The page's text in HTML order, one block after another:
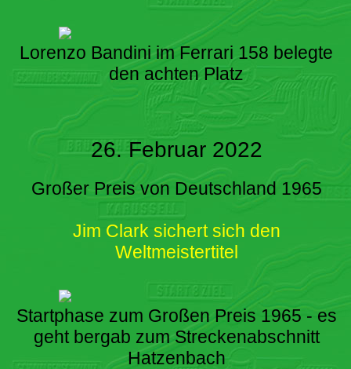
Lorenzo Bandini im Ferrari 158 belegte
den achten Platz
26. Februar 2022
Großer Preis von Deutschland 1965
Jim Clark sichert sich den
Weltmeistertitel
Startphase zum Großen Preis 1965 - es
geht bergab zum Streckenabschnitt
Hatzenbach